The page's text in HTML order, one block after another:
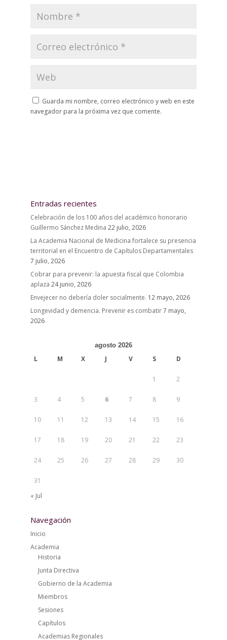
Guarda mi nombre, correo electrónico y web en este
navegador para la próxima vez que comente.
Entradas recientes
Celebración de los 100 años del académico honorario
Guillermo Sánchez Medina 22 julio, 2026
La Academia Nacional de Medicina fortalece su presencia
territorial en el Encuentro de Capítulos Departamentales
7 julio, 2026
Cobrar para prevenir: la apuesta fiscal que Colombia
aplaza 24 junio, 2026
Envejecer no debería doler socialmente. 12 mayo, 2026
Longevidad y demencia. Prevenir es combatir7 mayo,
2026
agosto 2026
L M X J V S D
1 2
3 4 5 6 7 8 9
10 11 12 13 14 15 16
17 18 19 20 21 22 23
24 25 26 27 28 29 30
31
« Jul
Navegación
Inicio
Academia
Historia
Junta Directiva
Gobierno de la Academia
Miembros
Sesiones
Capítulos
Academias Regionales